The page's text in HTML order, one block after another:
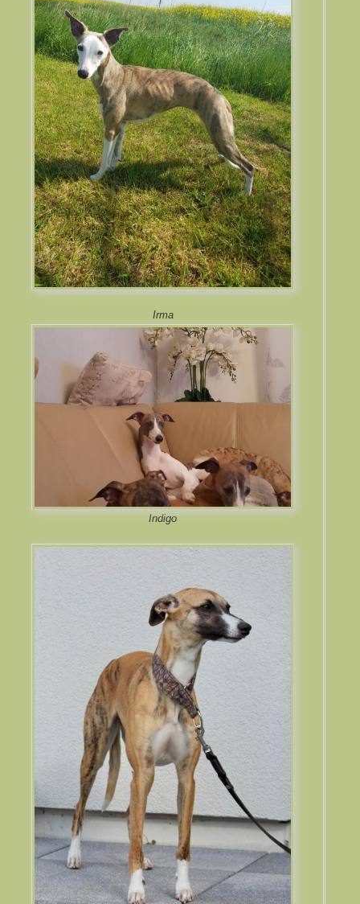
Irma
Indigo